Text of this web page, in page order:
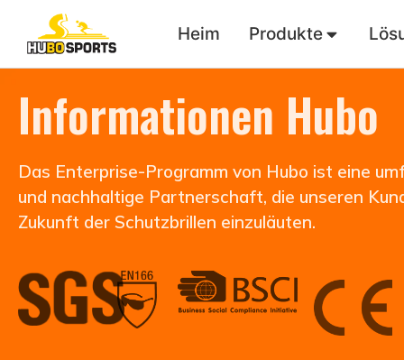
Heim Produkte
Informationen Hubo
Das Enterprise-Programm von Hubo ist eine
und nachhaltige Partnerschaft, die unseren
Zukunft der Schutzbrillen einzuläuten.